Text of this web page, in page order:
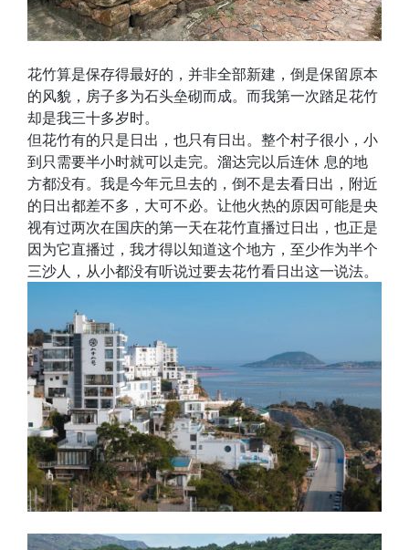
花竹算是保存得最好的，并非全部新建，倒是保留原本
的风貌，房子多为石头垒砌而成。而我第一次踏足花竹
却是我三十多岁时。
但花竹有的只是日出，也只有日出。整个村子很小，小
到只需要半小时就可以走完。溜达完以后连休 息的地
方都没有。我是今年元旦去的，倒不是去看日出，附近
的日出都差不多，大可不必。让他火热的原因可能是央
视有过两次在国庆的第一天在花竹直播过日出，也正是
因为它直播过，我才得以知道这个地方，至少作为半个
三沙人，从小都没有听说过要去花竹看日出这一说法。